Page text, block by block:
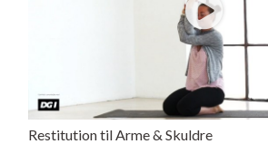
Restitution til Arme & Skuldre